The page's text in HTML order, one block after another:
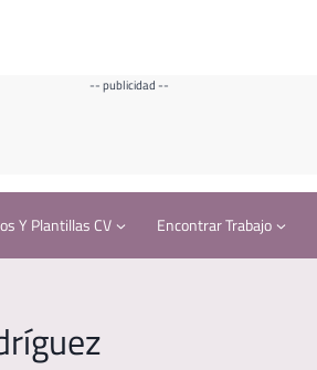
-- publicidad --
Y Plantillas CV Encontrar Trabajo